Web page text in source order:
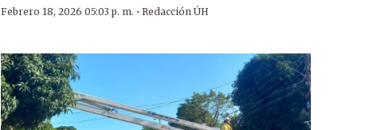
Febrero 18, 2026 05:03 p. m. · Redacción ÚH